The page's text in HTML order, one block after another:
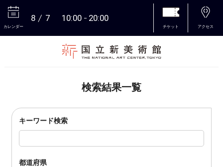
カレンダー
8 7 10:00 20:00
チケット アクセス
検索結果一覧
キーワード検索
都道府県